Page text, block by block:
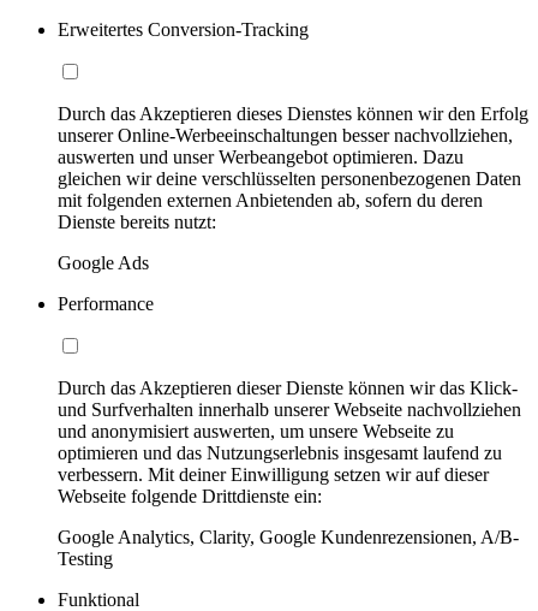
Erweitertes Conversion-Tracking
Durch das Akzeptieren dieses Dienstes können wir den Erfolg
unserer Online-Werbeeinschaltungen besser nachvollziehen,
auswerten und unser Werbeangebot optimieren. Dazu
gleichen wir deine verschlüsselten personenbezogenen Daten
mit folgenden externen Anbietenden ab, sofern du deren
Dienste bereits nutzt:
Google Ads
Performance
Durch das Akzeptieren dieser Dienste können wir das Klick-
und Surfverhalten innerhalb unserer Webseite nachvollziehen
und anonymisiert auswerten, um unsere Webseite zu
optimieren und das Nutzungserlebnis insgesamt laufend zu
verbessern. Mit deiner Einwilligung setzen wir auf dieser
Webseite folgende Drittdienste ein:
Google Analytics, Clarity, Google Kundenrezensionen, A/B-
Testing
Funktional